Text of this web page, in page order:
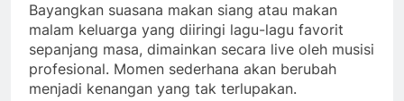
Bayangkan suasana makan siang atau makan
malam keluarga yang diiringi lagu-lagu favorit
sepanjang masa, dimainkan secara live oleh musisi
profesional. Momen sederhana akan berubah
menjadi kenangan yang tak terlupakan.